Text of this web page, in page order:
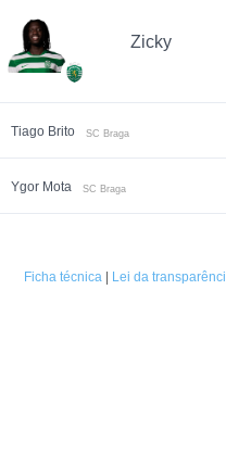
Zicky
Tiago Brito SC Braga
Ygor Mota SC Braga
Ficha técnica| Lei da